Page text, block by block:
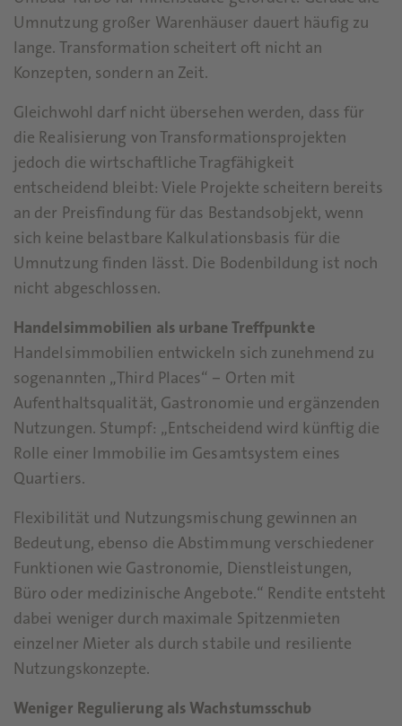
Umnutzung großer Warenhäuser dauert häufig zu
lange. Transformation scheitert oft nicht an
Konzepten, sondern an Zeit.
Gleichwohl darf nicht übersehen werden, dass für
die Realisierung von Transformationsprojekten
jedoch die wirtschaftliche Tragfähigkeit
entscheidend bleibt: Viele Projekte scheitern bereits
an der Preisfindung für das Bestandsobjekt, wenn
sich keine belastbare Kalkulationsbasis für die
Umnutzung finden lässt. Die Bodenbildung ist noch
nicht abgeschlossen.
Handelsimmobilien als urbane Treffpunkte
Handelsimmobilien entwickeln sich zunehmend zu
sogenannten „Third Places“ – Orten mit
Aufenthaltsqualität, Gastronomie und ergänzenden
Nutzungen. Stumpf: „Entscheidend wird künftig die
Rolle einer Immobilie im Gesamtsystem eines
Quartiers.
Flexibilität und Nutzungsmischung gewinnen an
Bedeutung, ebenso die Abstimmung verschiedener
Funktionen wie Gastronomie, Dienstleistungen,
Büro oder medizinische Angebote.“ Rendite entsteht
dabei weniger durch maximale Spitzenmieten
einzelner Mieter als durch stabile und resiliente
Nutzungskonzepte.
Weniger Regulierung als Wachstumsschub